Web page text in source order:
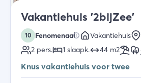
Vakantiehuis '2bijZee'
10 Fenomenaal Vakantiehuis
2 pers. 1 slaapk. 44 m2
Knus vakantiehuis voor twee